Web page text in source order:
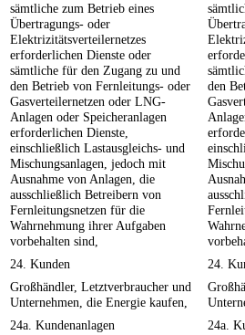
sämtliche zum Betrieb eines
Übertragungs- oder
Elektrizitätsverteilernetzes
erforderlichen Dienste oder
sämtliche für den Zugang zu und
den Betrieb von Fernleitungs- oder
Gasverteilernetzen oder LNG-
Anlagen oder Speicheranlagen
erforderlichen Dienste,
einschließlich Lastausgleichs- und
Mischungsanlagen, jedoch mit
Ausnahme von Anlagen, die
ausschließlich Betreibern von
Fernleitungsnetzen für die
Wahrnehmung ihrer Aufgaben
vorbehalten sind,
den
24. Kunden
24.
Großhändler, Letztverbraucher und
Unternehmen, die Energie kaufen,
24a. Kundenanlagen
24a.